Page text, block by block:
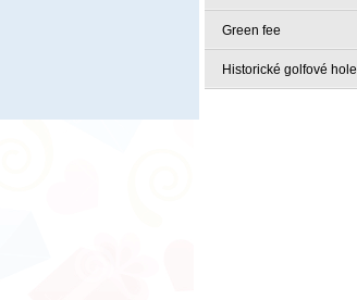
Green fee
Historické golfové hole